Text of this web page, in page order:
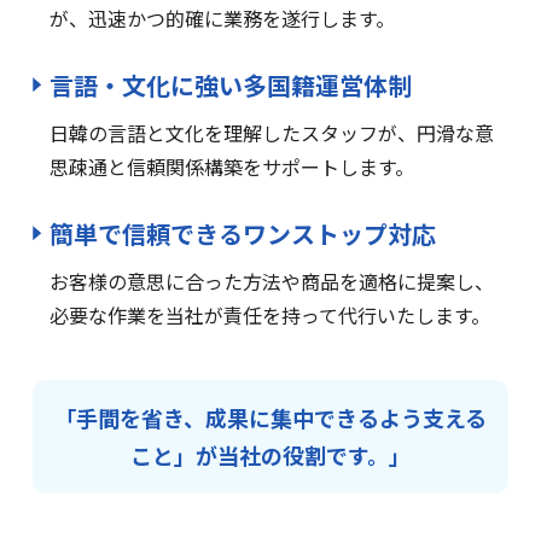
が、迅速かつ的確に業務を遂行します。
言語・文化に強い多国籍運営体制
日韓の言語と文化を理解したスタッフが、円滑な意
思疎通と信頼関係構築をサポートします。
簡単で信頼できるワンストップ対応
お客様の意思に合った方法や商品を適格に提案し、
必要な作業を当社が責任を持って代行いたします。
「手間を省き、成果に集中できるよう支える
こと」が当社の役割です。」